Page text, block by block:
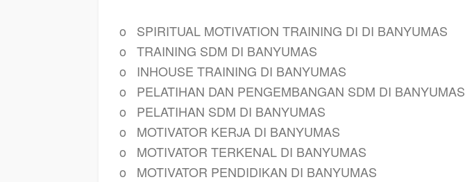
o
SPIRITUAL MOTIVATION TRAINING DI DI BANYUMAS
o
TRAINING SDM DI BANYUMAS
o
INHOUSE TRAINING DI BANYUMAS
o
PELATIHAN DAN PENGEMBANGAN SDM DI BANYUMAS
o
PELATIHAN SDM DI BANYUMAS
o
MOTIVATOR KERJA DI BANYUMAS
o
MOTIVATOR TERKENAL DI BANYUMAS
o
MOTIVATOR PENDIDIKAN DI BANYUMAS